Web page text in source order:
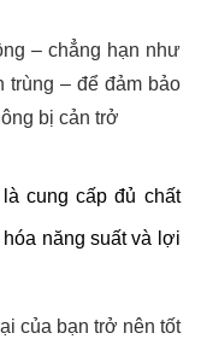
– chẳng hạn như
trùng – để đảm bảo
bị cản trở
cung cấp đủ chất
năng suất và lợi
của bạn trở nên tốt